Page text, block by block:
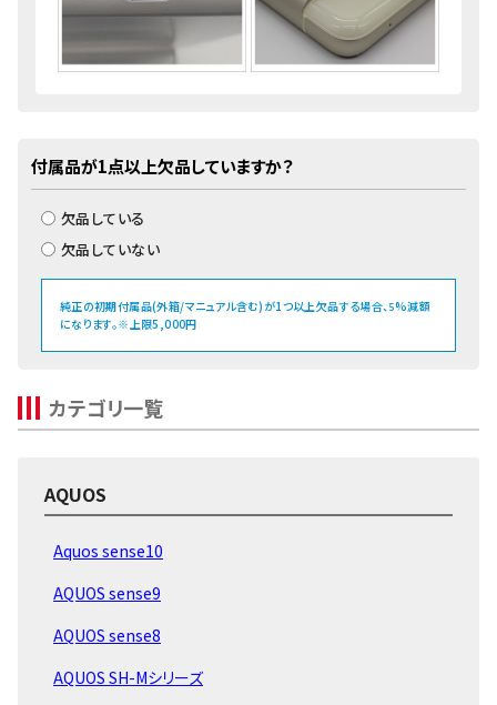
付属品が1点以上欠品していますか？
欠品している
欠品していない
純正の初期付属品(外箱/マニュアル含む)が1つ以上欠品する場合、 5%減額
になります。※上限5,000円
カテゴリ一覧
AQUOS
Aquos sense10
AQUOS sense9
AQUOS sense8
AQUOS SH-Mシリーズ